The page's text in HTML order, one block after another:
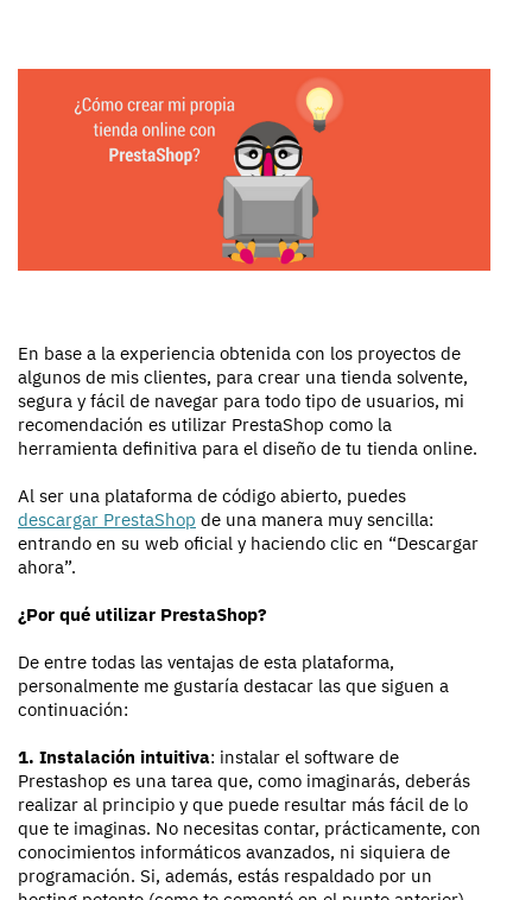
En base a la experiencia obtenida con los proyectos de
algunos de mis clientes, para crear una tienda solvente,
segura y fácil de navegar para todo tipo de usuarios, mi
recomendación es utilizar PrestaShop como la
herramienta definitiva para el diseño de tu tienda online.
Al ser una plataforma de código abierto, puedes
descargar PrestaShop de una manera muy sencilla:
entrando en su web oficial y haciendo clic en “Descargar
ahora”.
¿Por qué utilizar PrestaShop?
De entre todas las ventajas de esta plataforma,
personalmente me gustaría destacar las que siguen a
continuación:
1. Instalación intuitiva: instalar el software de
Prestashop es una tarea que, como imaginarás, deberás
realizar al principio y que puede resultar más fácil de lo
que te imaginas. No necesitas contar, prácticamente, con
conocimientos informáticos avanzados, ni siquiera de
programación. Si, además, estás respaldado por un